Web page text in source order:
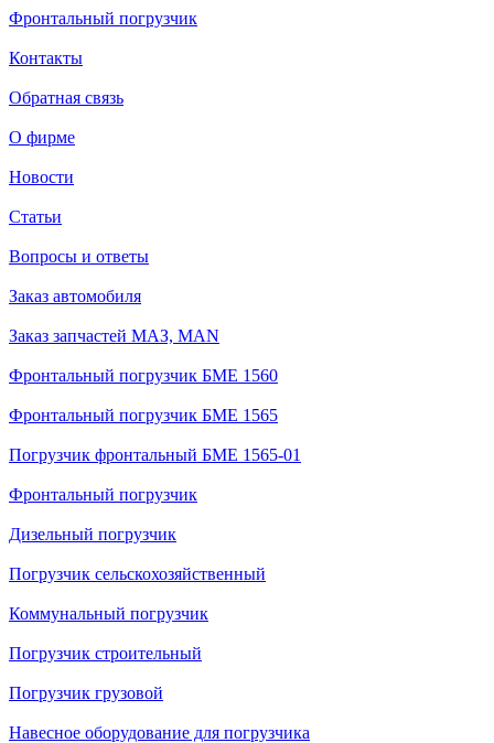
Фронтальный погрузчик
Контакты
Обратная связь
О фирме
Новости
Статьи
Вопросы и ответы
Заказ автомобиля
Заказ запчастей МАЗ, MAN
Фронтальный погрузчик БМЕ 1560
Фронтальный погрузчик БМЕ 1565
Погрузчик фронтальный БМЕ 1565-01
Фронтальный погрузчик
Дизельный погрузчик
Погрузчик сельскохозяйственный
Коммунальный погрузчик
Погрузчик строительный
Погрузчик грузовой
Навесное оборудование для погрузчика